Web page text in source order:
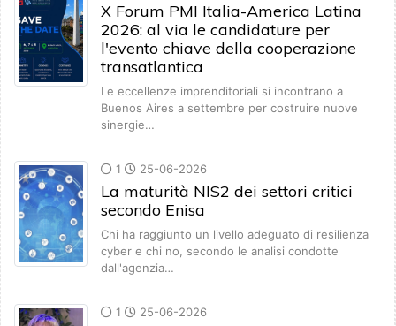
X Forum PMI Italia-America Latina
2026: al via le candidature per
l'evento chiave della cooperazione
transatlantica
Le eccellenze imprenditoriali si incontrano a
Buenos Aires a settembre per costruire nuove
sinergie…
1 25-06-2026
La maturità NIS2 dei settori critici
secondo Enisa
Chi ha raggiunto un livello adeguato di resilienza
cyber e chi no, secondo le analisi condotte
dall'agenzia…
1 25-06-2026